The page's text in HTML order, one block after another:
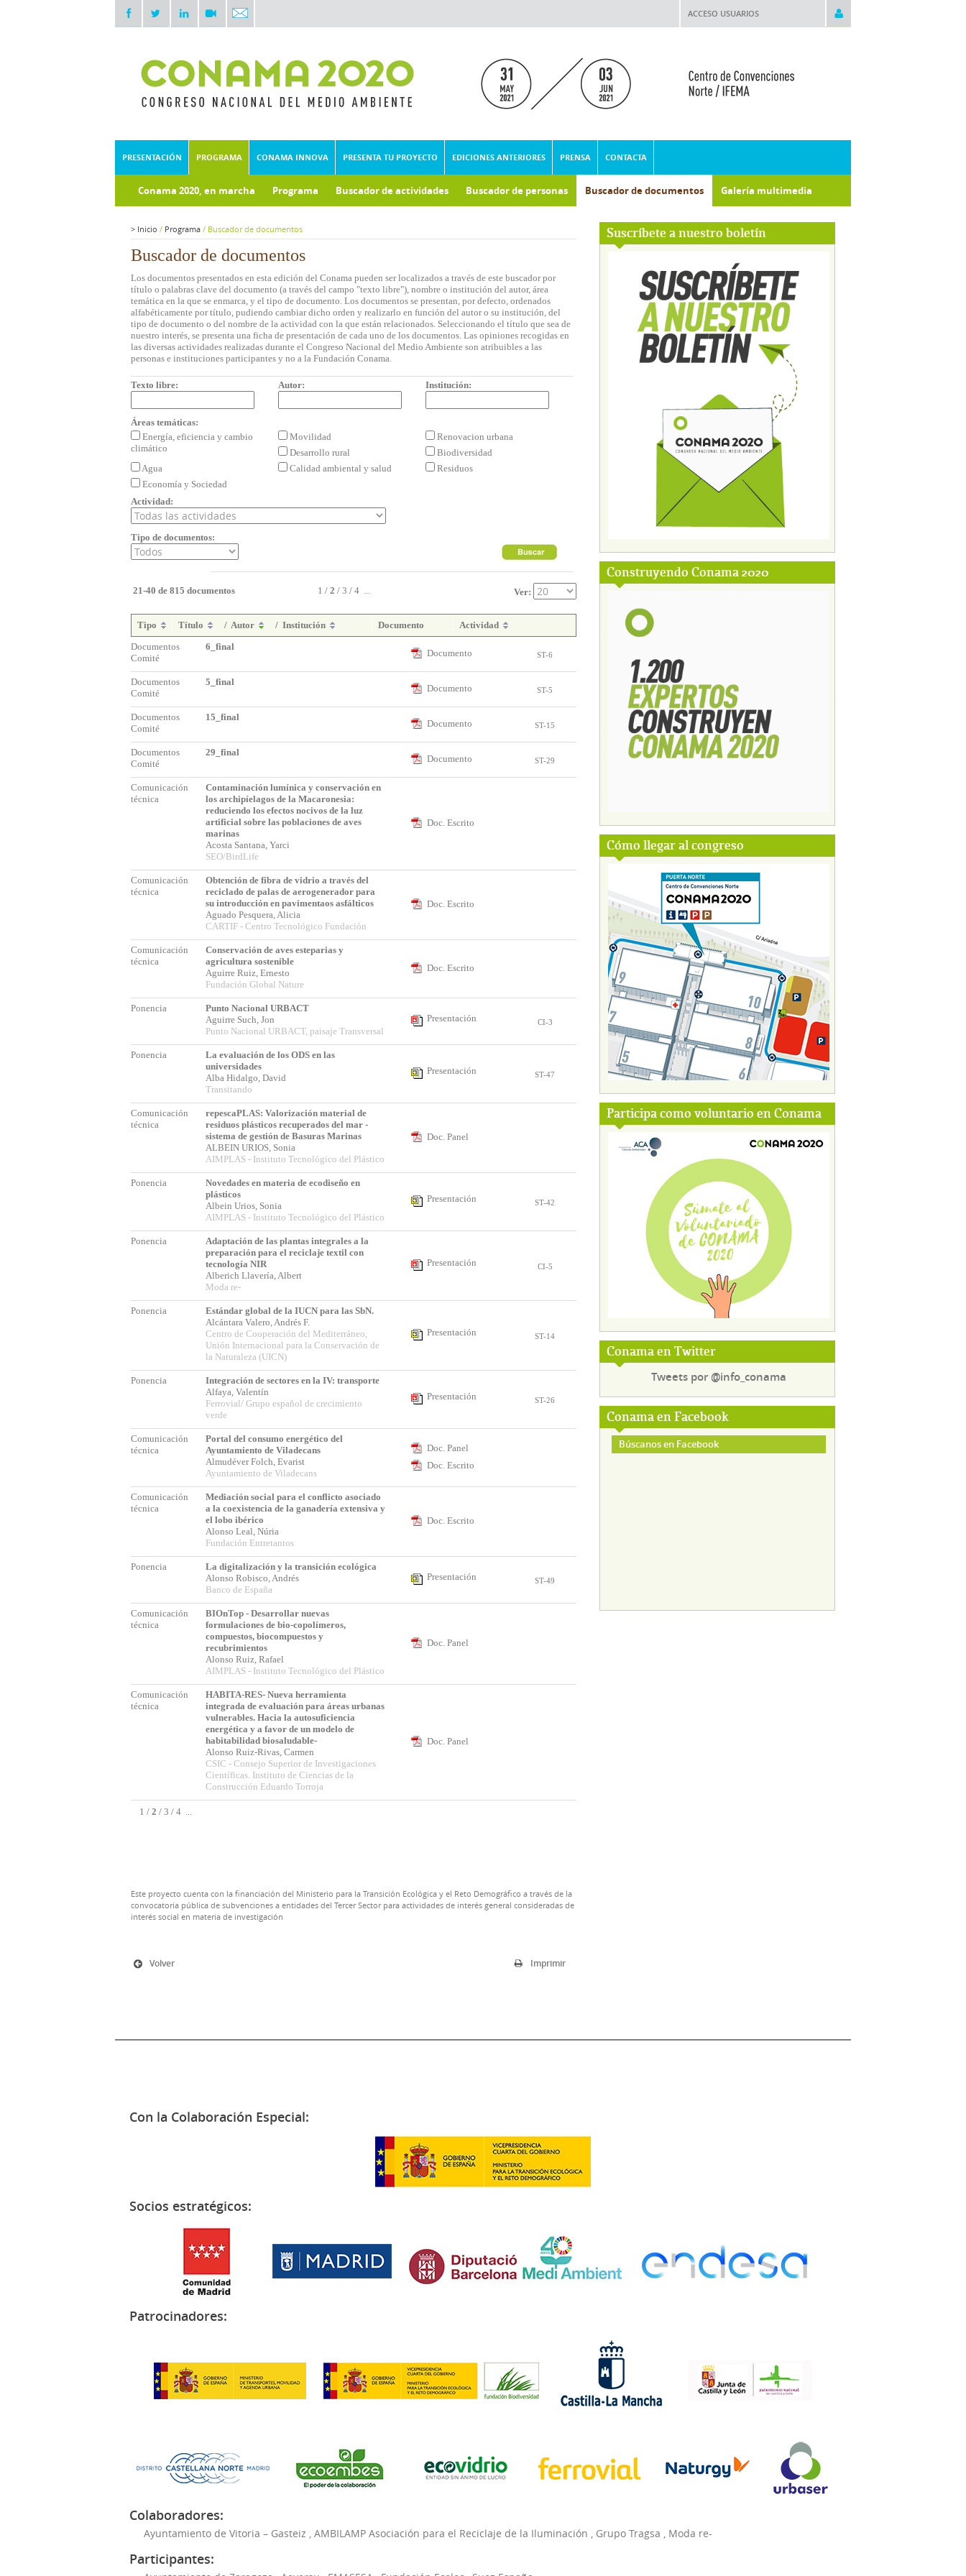
ACCESO USUARIOS
PRESENTACIÓN PROGRAMA CONAMA INNOVA PRESENTA TU PROYECTO EDICIONES ANTERIORES PRENSA CONTACTA
Conama 2020, en marcha Programa Buscador de actividades Buscador de personas Buscador de documentos Galería multimedia
Suscríbete a nuestro boletín
Construyendo Conama 2020
Cómo llegar al congreso
Participa como voluntario en Conama
Conama en Twitter
Tweets por @info_conama
Conama en Facebook
Búscanos en Facebook
> Inicio / Programa / Buscador de documentos
Buscador de documentos
Los documentos presentados en esta edición del Conama pueden ser localizados a través de este buscador por
título o palabras clave del documento (a través del campo "texto libre"), nombre o institución del autor, área
temática en la que se enmarca, y el tipo de documento. Los documentos se presentan, por defecto, ordenados
alfabéticamente por título, pudiendo cambiar dicho orden y realizarlo en función del autor o su institución, del
tipo de documento o del nombre de la actividad con la que están relacionados. Seleccionando el título que sea de
nuestro interés, se presenta una ficha de presentación de cada uno de los documentos. Las opiniones recogidas en
las diversas actividades realizadas durante el Congreso Nacional del Medio Ambiente son atribuibles a las
personas e instituciones participantes y no a la Fundación Conama.
Texto libre: Autor: Institución:
Áreas temáticas:
Energía, eficiencia y cambio
climático
Movilidad
Renovacion urbana
Desarrollo rural
Biodiversidad
Agua
Calidad ambiental y salud
Residuos
Economía y Sociedad
Actividad:
Tipo de documentos:
21-40 de 815 documentos 1 / 2 / 3 / 4 ... Ver:
Tipo Título / Autor / Institución Documento
Actividad
Documentos
Comité
6_final
Documento ST-6
Documentos
Comité
5_final
Documento ST-5
Documentos
Comité
15_final
Documento ST-15
Documentos
Comité
29_final
Documento ST-29
Comunicación
técnica
Contaminación lumínica y conservación en
los archipíelagos de la Macaronesia:
reduciendo los efectos nocivos de la luz
artificial sobre las poblaciones de aves
marinas
Acosta Santana, Yarci
SEO/BirdLife
Doc. Escrito
Comunicación
técnica
Obtención de fibra de vidrio a través del
reciclado de palas de aerogenerador para
su introducción en pavimentaos asfálticos
Aguado Pesquera, Alicia
CARTIF - Centro Tecnológico Fundación
Doc. Escrito
Comunicación
técnica
Conservación de aves esteparias y
agricultura sostenible
Aguirre Ruiz, Ernesto
Fundación Global Nature
Doc. Escrito
Ponencia
Punto Nacional URBACT
Aguirre Such, Jon
Punto Nacional URBACT, paisaje Transversal
Presentación CI-3
Ponencia
La evaluación de los ODS en las
universidades
Alba Hidalgo, David
Transitando
Presentación ST-47
Comunicación
técnica
repescaPLAS: Valorización material de
residuos plásticos recuperados del mar -
sistema de gestión de Basuras Marinas
ALBEIN URIOS, Sonia
AIMPLAS - Instituto Tecnológico del Plástico
Doc. Panel
Ponencia
Novedades en materia de ecodiseño en
plásticos
Albein Urios, Sonia
AIMPLAS - Instituto Tecnológico del Plástico
Presentación ST-42
Ponencia
Adaptación de las plantas integrales a la
preparación para el reciclaje textil con
tecnología NIR
Alberich Llavería, Albert
Moda re-
Presentación CI-5
Ponencia
Estándar global de la IUCN para las SbN.
Alcántara Valero, Andrés F.
Centro de Cooperación del Mediterráneo,
Unión Internacional para la Conservación de
la Naturaleza (UICN)
Presentación ST-14
Ponencia
Integración de sectores en la IV: transporte
Alfaya, Valentín
Ferrovial/ Grupo español de crecimiento
verde
Presentación ST-26
Comunicación
técnica
Portal del consumo energético del
Ayuntamiento de Viladecans
Almudéver Folch, Evarist
Ayuntamiento de Viladecans
Doc. Panel
Doc. Escrito
Comunicación
técnica
Mediación social para el conflicto asociado
a la coexistencia de la ganadería extensiva y
el lobo ibérico
Alonso Leal, Núria
Fundación Entretantos
Doc. Escrito
Ponencia
La digitalización y la transición ecológica
Alonso Robisco, Andrés
Banco de España
Presentación ST-49
Comunicación
técnica
BIOnTop - Desarrollar nuevas
formulaciones de bio-copolímeros,
compuestos, biocompuestos y
recubrimientos
Alonso Ruiz, Rafael
AIMPLAS - Instituto Tecnológico del Plástico
Doc. Panel
Comunicación
técnica
HABITA-RES- Nueva herramienta
integrada de evaluación para áreas urbanas
vulnerables. Hacia la autosuficiencia
energética y a favor de un modelo de
habitabilidad biosaludable-
Alonso Ruiz-Rivas, Carmen
CSIC - Consejo Superior de Investigaciones
Científicas. Instituto de Ciencias de la
Construcción Eduardo Torroja
Doc. Panel
1 / 2 / 3 / 4 ...
Este proyecto cuenta con la financiación del Ministerio para la Transición Ecológica y el Reto Demográfico a través de la
convocatoria pública de subvenciones a entidades del Tercer Sector para actividades de interés general consideradas de
interés social en materia de investigación
Imprimir
Volver
Con la Colaboración Especial:
Socios estratégicos:
Patrocinadores:
Colaboradores:
Ayuntamiento de Vitoria – Gasteiz , AMBILAMP Asociación para el Reciclaje de la Iluminación , Grupo Tragsa , Moda re-
Participantes: